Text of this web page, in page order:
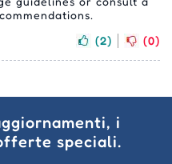
(2) (0)
i
speciali.